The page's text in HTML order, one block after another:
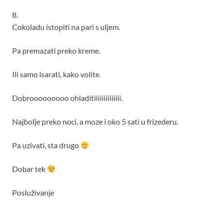
8.
Cokoladu istopiti na pari s uljem.
Pa premazati preko kreme.
Ili samo isarati, kako volite.
Dobrooooooooo ohladitiiiiiiiiiiiiii.
Najbolje preko noci, a moze i oko 5 sati u frizederu.
Pa uzivati, sta drugo
Dobar tek
Posluživanje